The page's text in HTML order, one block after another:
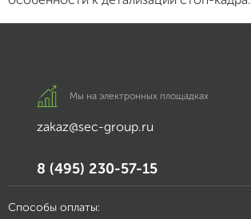
Мы на электронных площадках
zakaz@sec-group.ru
8 (495) 230-57-15
Способы оплаты: